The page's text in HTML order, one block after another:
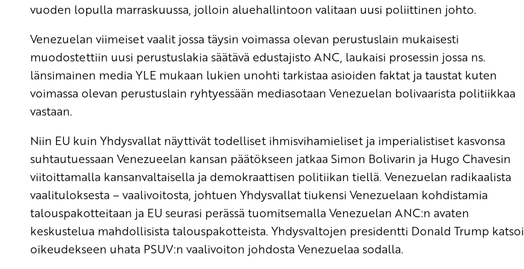
vuoden lopulla marraskuussa, jolloin aluehallintoon valitaan uusi poliittinen johto.
Venezuelan viimeiset vaalit jossa täysin voimassa olevan perustuslain mukaisesti
muodostettiin uusi perustuslakia säätävä edustajisto ANC, laukaisi prosessin jossa ns.
länsimainen media YLE mukaan lukien unohti tarkistaa asioiden faktat ja taustat kuten
voimassa olevan perustuslain ryhtyessään mediasotaan Venezuelan bolivaarista politiikkaa
vastaan.
Niin EU kuin Yhdysvallat näyttivät todelliset ihmisvihamieliset ja imperialistiset kasvonsa
suhtautuessaan Venezueelan kansan päätökseen jatkaa Simon Bolivarin ja Hugo Chavesin
viitoittamalla kansanvaltaisella ja demokraattisen politiikan tiellä. Venezuelan radikaalista
vaalituloksesta – vaalivoitosta, johtuen Yhdysvallat tiukensi Venezuelaan kohdistamia
talouspakotteitaan ja EU seurasi perässä tuomitsemalla Venezuelan ANC:n avaten
keskustelua mahdollisista talouspakotteista. Yhdysvaltojen presidentti Donald Trump katsoi
oikeudekseen uhata PSUV:n vaalivoiton johdosta Venezuelaa sodalla.